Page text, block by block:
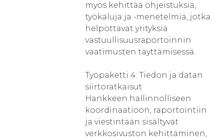
myös kehittää ohjeistuksia,
työkaluja ja -menetelmiä, jotka
helpottavat yrityksiä
vastuullisuusraportoinnin
vaatimusten täyttämisessä.
Työpaketti 4: Tiedon ja datan
siirtoratkaisut
Hankkeen hallinnolliseen
koordinaatioon, raportointiin
ja viestintään sisältyvät
verkkosivuston kehittäminen,